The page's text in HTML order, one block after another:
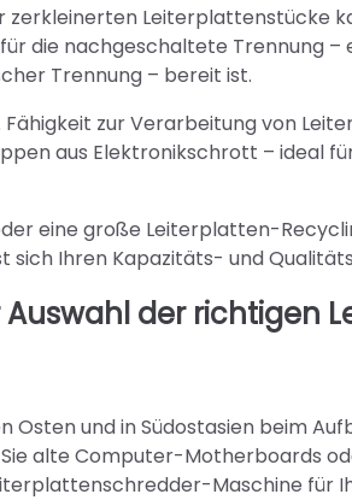
zerkleinerten Leiterplattenstücke
die nachgeschaltete Trennung –
Trennung – bereit ist.
Fähigkeit zur Verarbeitung von
aus Elektronikschrott – ideal
eine große Leiterplatten-
Ihren Kapazitäts- und
Auswahl der richtigen
Osten und in Südostasien beim
alte Computer-Motherboards
Maschine für